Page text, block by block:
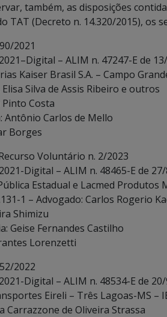
também, as disposições
TAT (Decreto n. 14.320/2015), os
2021
– ALIM n. 47247-E de
Kaiser Brasil S.A. – Campo
Silva de Assis Ribeiro e outros
Costa
Antônio Carlos de Mello
Borges
Voluntário n. 2/2023
Digital – ALIM n. 48465-E de
Estadual e Lacmed Produtos
1 – Advogado: Carlos Rogerio
Shimizu
Geise Fernandes Castilho
Lorenzetti
2022
Digital – ALIM n. 48534-E de
Eireli – Três Lagoas-MS –
Carrazzone de Oliveira Strassa